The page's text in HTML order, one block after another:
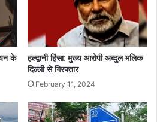
के
हल्द्वानी हिंसा: मुख्य आरोपी अब्दुल मलिक
दिल्ली से गिरफ्तार
February 11, 2024